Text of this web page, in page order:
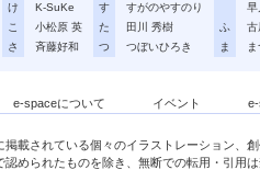
け
K-SuKe
こ
小松原 英
さ
斉藤好和
す
すがのやすのり
た
田川 秀樹
つ
つぼいひろき
早
ふ
古
ま
e-spaceについて イベント
掲載されている個々のイラストレーション、
認められたものを除き、無断での転用・引用